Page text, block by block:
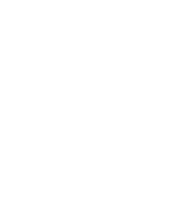
입생 오리엔테이션과
국여행기 02: 82쿡 덕